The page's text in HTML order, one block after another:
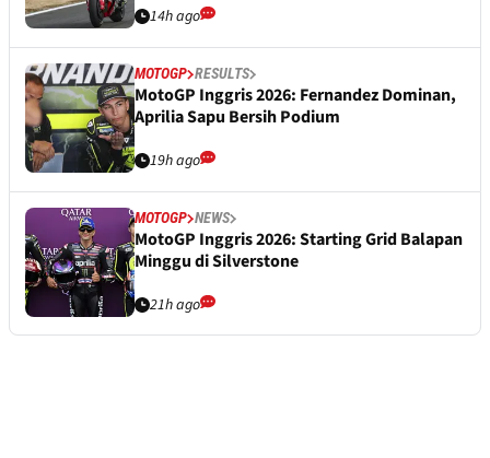
14h ago
MOTOGP RESULTS
MotoGP Inggris 2026: Fernandez Dominan,
Aprilia Sapu Bersih Podium
19h ago
MOTOGP NEWS
MotoGP Inggris 2026: Starting Grid Balapan
Minggu di Silverstone
21h ago